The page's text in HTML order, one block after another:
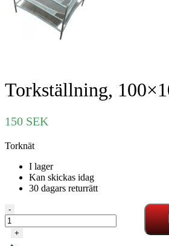
Torkställning,
150 SEK
Torknät
I lager
Kan skickas idag
30 dagars returrätt
Torkställning,
100x100
cm
-
+